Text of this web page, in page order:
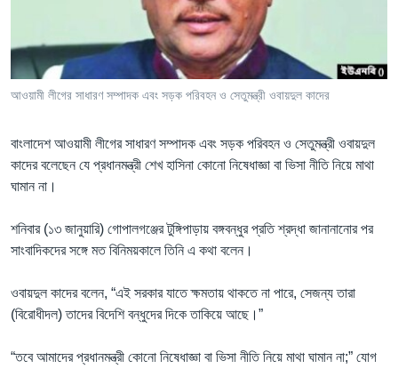
FOLLOW US
অন্য ভাষায় ওয়েব সাইট
আওয়ামী লীগের সাধারণ সম্পাদক এবং সড়ক পরিবহন ও সেতুমন্ত্রী ওবায়দুল কাদের
বাংলাদেশ আওয়ামী লীগের সাধারণ সম্পাদক এবং সড়ক পরিবহন ও সেতুমন্ত্রী ওবায়দুল
কাদের বলেছেন যে প্রধানমন্ত্রী শেখ হাসিনা কোনো নিষেধাজ্ঞা বা ভিসা নীতি নিয়ে মাথা
ঘামান না।
শনিবার (১৩ জানুয়ারি) গোপালগঞ্জের টুঙ্গিপাড়ায় বঙ্গবন্ধুর প্রতি শ্রদ্ধা জানানানোর পর
সাংবাদিকদের সঙ্গে মত বিনিময়কালে তিনি এ কথা বলেন।
ওবায়দুল কাদের বলেন, “এই সরকার যাতে ক্ষমতায় থাকতে না পারে, সেজন্য তারা
(বিরোধীদল) তাদের বিদেশি বন্ধুদের দিকে তাকিয়ে আছে।”
“তবে আমাদের প্রধানমন্ত্রী কোনো নিষেধাজ্ঞা বা ভিসা নীতি নিয়ে মাথা ঘামান না;” যোগ